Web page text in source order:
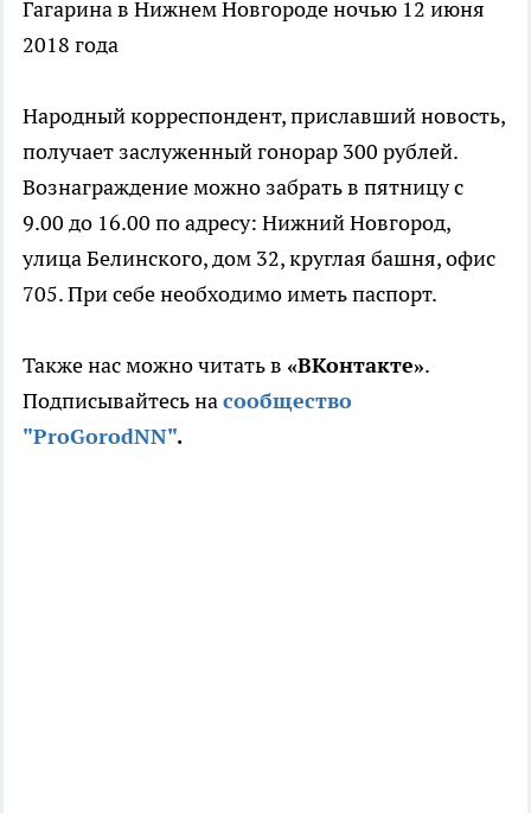
Народный корреспондент, приславший новость,
получает заслуженный гонорар 300 рублей.
Вознаграждение можно забрать в пятницу с
9.00 до 16.00 по адресу: Нижний Новгород,
улица Белинского, дом 32, круглая башня, офис
705. При себе необходимо иметь паспорт.
Также нас можно читать в «ВКонтакте».
Подписывайтесь насообщество
"ProGorodNN".